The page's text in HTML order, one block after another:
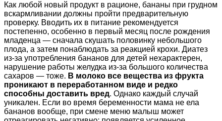
Как любой новый продукт в рационе, бананы при грудном
вскармливании должны пройти предварительную
проверку. Вводить их в питание рекомендуется
постепенно, особенно в первый месяц после рождения
младенца — сначала скушать половинку небольшого
плода, а затем понаблюдать за реакцией крохи. Диатез
из-за употребления бананов для детей нехарактерен,
нарушение работы желудка из-за большого количества
сахаров — тоже. В молоко все вещества из фрукта
проникают в переработанном виде и редко
способны доставить вред. Однако каждый случай
уникален. Если во время беременности мама не ела
бананов вообще, при смене меню малыш может